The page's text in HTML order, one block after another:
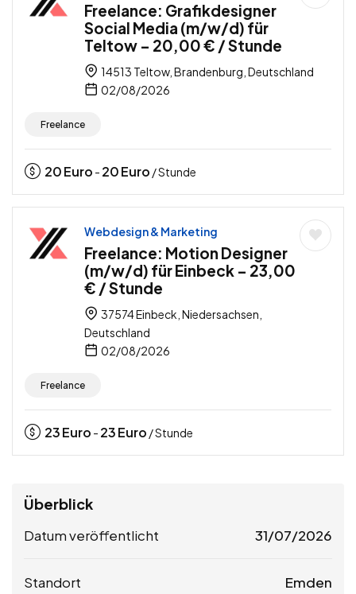
Freelance: Grafikdesigner
Social Media (m/w/d) für
Teltow – 20,00 € / Stunde
14513 Teltow, Brandenburg, Deutschland
02/08/2026
Freelance
20Euro - 20Euro / Stunde
Webdesign & Marketing
Freelance: Motion Designer
(m/w/d) für Einbeck – 23,00
€ / Stunde
37574 Einbeck, Niedersachsen,
Deutschland
02/08/2026
Freelance
23Euro - 23Euro / Stunde
Überblick
Datum veröffentlicht 31/07/2026
Standort Emden